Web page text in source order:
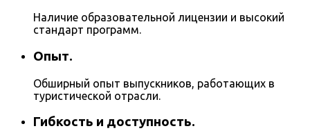
Наличие образовательной лицензии и высокий
стандарт программ.
Опыт.
Обширный опыт выпускников, работающих в
туристической отрасли.
Гибкость и доступность.